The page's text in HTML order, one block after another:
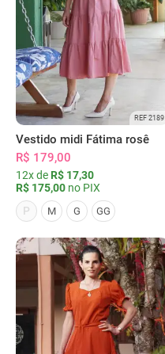
REF 2189
Vestido midi Fátima rosê
R$ 179,00
12x de R$ 17,30
R$ 175,00 no PIX
P
M G GG